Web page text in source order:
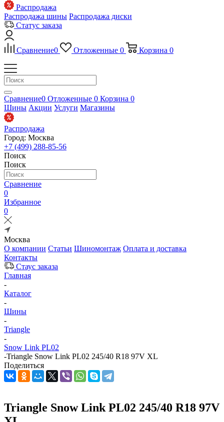
Распродажа
Распродажа шины Распродажа диски
Статус заказа
Сравнение0 Отложенные 0 Корзина 0
Сравнение0 Отложенные 0 Корзина 0
Шины Акции Услуги Магазины
Распродажа
Город: Москва
+7 (499) 288-85-56
Поиск
Поиск
Сравнение
0
Избранное
0
Москва
О компании Статьи Шиномонтаж Оплата и доставка
Контакты
Стаус заказа
Главная
-
Каталог
-
Шины
-
Triangle
-
Snow Link PL02
-Triangle Snow Link PL02 245/40 R18 97V XL
Поделиться
Triangle Snow Link PL02 245/40 R18 97V